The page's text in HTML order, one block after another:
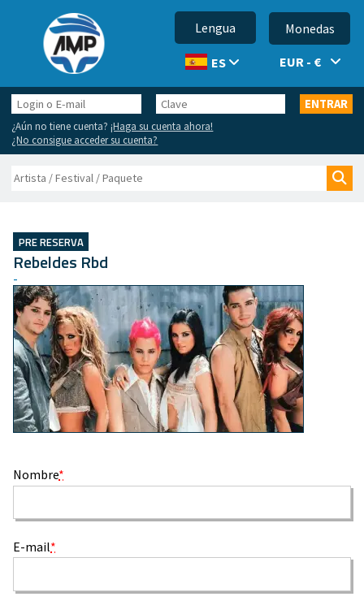
Lengua
ES
Monedas
EUR - €
Login
o
E-
mail
Clave ENTRAR
¿Aún no tiene cuenta?¡Haga su cuenta ahora!
¿No consigue acceder su cuenta?
Buscar
PRE RESERVA
Rebeldes Rbd
-
Nombre*
E-mail*